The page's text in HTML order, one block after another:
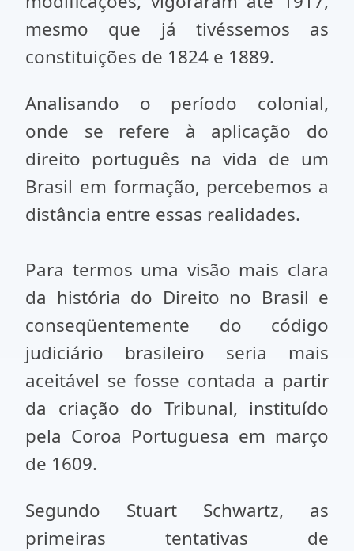
mesmo que já tivéssemos as
constituições de 1824 e 1889.
Analisando o período colonial,
onde se refere à aplicação do
direito português na vida de um
Brasil em formação, percebemos a
distância entre essas realidades.
Para termos uma visão mais clara
da história do Direito no Brasil e
conseqüentemente do código
judiciário brasileiro seria mais
aceitável se fosse contada a partir
da criação do Tribunal, instituído
pela Coroa Portuguesa em março
de 1609.
Segundo Stuart Schwartz, as
primeiras tentativas de